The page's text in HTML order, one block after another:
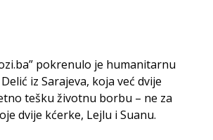
pokrenulo je humanitarnu
iz Sarajeva, koja već dvije
tešku životnu borbu – ne za
dvije kćerke, Lejlu i Suanu.